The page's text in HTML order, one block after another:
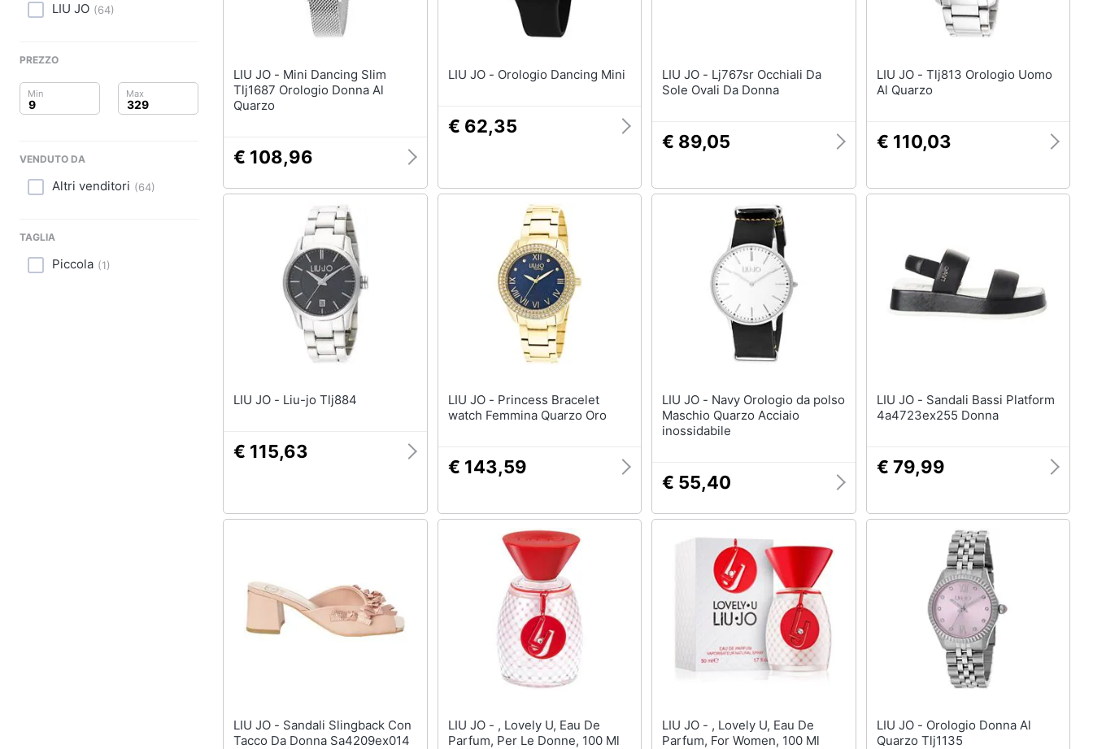
Salute e igiene
Giocattoli
Fotografia
Casalinghi
Sport
LIU JO (64)
PREZZO
VENDUTO DA
Altri venditori (64)
TAGLIA
Piccola (1)
LIU JO - Mini Dancing Slim
Tlj1687 Orologio Donna Al
Quarzo
€ 108,96
LIU JO - Orologio Dancing Mini
€ 62,35
LIU JO - Lj767sr Occhiali Da
Sole Ovali Da Donna
€ 89,05
LIU JO - Tlj813 Orologio Uomo
Al Quarzo
€ 110,03
LIU JO - Liu-jo Tlj884
€ 115,63
LIU JO - Princess Bracelet
watch Femmina Quarzo Oro
€ 143,59
LIU JO - Navy Orologio da polso
Maschio Quarzo Acciaio
inossidabile
€ 55,40
LIU JO - Sandali Bassi Platform
4a4723ex255 Donna
€ 79,99
LIU JO - Sandali Slingback Con
Tacco Da Donna Sa4209ex014
LIU JO - , Lovely U, Eau De
Parfum, Per Le Donne, 100 Ml
LIU JO - , Lovely U, Eau De
Parfum, For Women, 100 Ml
LIU JO - Orologio Donna Al
Quarzo Tlj1135